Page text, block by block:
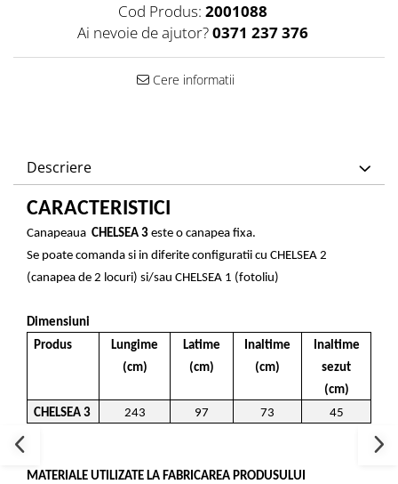
Cod Produs: 2001088
Ai nevoie de ajutor?0371 237 376
Cere informatii
Descriere
CARACTERISTICI
Canapeaua CHELSEA 3 este o canapea fixa.
Se poate comanda si in diferite configuratii cu CHELSEA 2
(canapea de 2 locuri) si/sau CHELSEA 1 (fotoliu)
Dimensiuni
Produs
Lungime
(cm)
Latime
(cm)
Inaltime
(cm)
Inaltime
sezut
(cm)
CHELSEA 3
243 97 73 45
MATERIALE UTILIZATE LA FABRICAREA PRODUSULUI